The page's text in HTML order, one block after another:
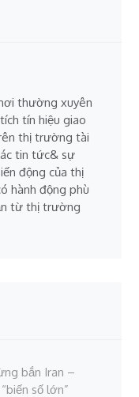
thường xuyên
tín hiệu giao
thị trường tài
tin tức& sự
động của thị
hành động phù
từ thị trường